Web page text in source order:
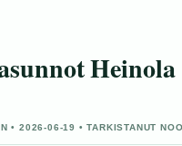
Heinola
• 2026-06-19 • TARKISTANUT